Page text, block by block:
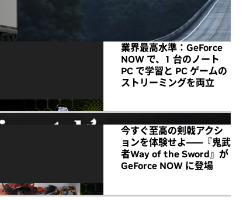
業界最高水準：GeForce
NOW で、1 台のノート
PC で学習と PC ゲームの
ストリーミングを両立
今すぐ至高の剣戟アクシ
ョンを体験せよ――『鬼武
者Way of the Sword』が
GeForce NOW に登場